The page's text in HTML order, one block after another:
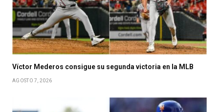
Víctor Mederos consigue su segunda victoria en la MLB
AGOSTO 7, 2026